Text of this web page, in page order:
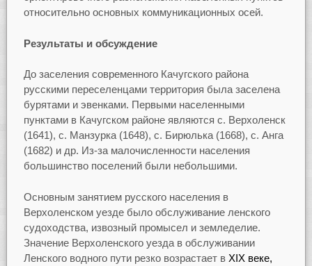
относительно основных коммуникационных осей.
Результаты и обсуждение
До заселения современного Качугского района
русскими переселенцами территория была заселена
бурятами и эвенками. Первыми населенными
пунктами в Качугском районе являются с. Верхоленск
(1641), с. Манзурка (1648), с. Бирюлька (1668), с. Анга
(1682) и др. Из-за малочисленности населения
большинство поселений были небольшими.
Основным занятием русского населения в
Верхоленском уезде было обслуживание ленского
судоходства, извозный промысел и земледелие.
Значение Верхоленского уезда в обслуживании
Ленского водного пути резко возрастает в XIX веке,